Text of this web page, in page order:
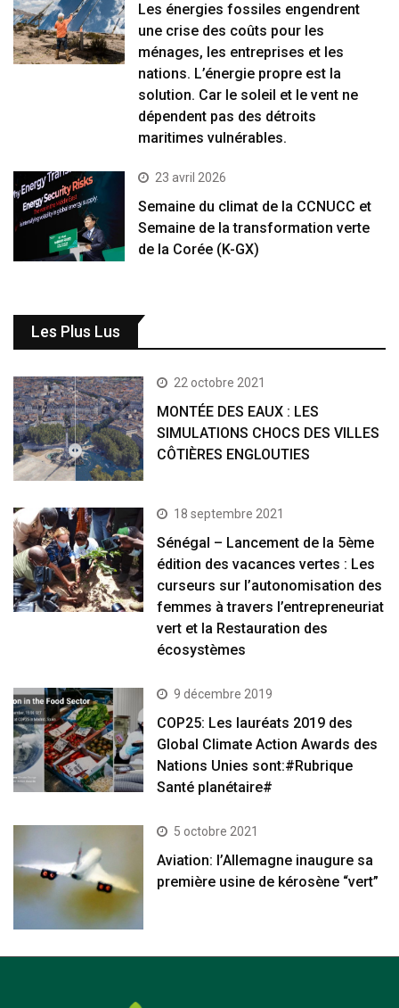
Les énergies fossiles engendrent
une crise des coûts pour les
ménages, les entreprises et les
nations. L’énergie propre est la
solution. Car le soleil et le vent ne
dépendent pas des détroits
maritimes vulnérables.
23 avril 2026
Semaine du climat de la CCNUCC et
Semaine de la transformation verte
de la Corée (K-GX)
Les Plus Lus
22 octobre 2021
MONTÉE DES EAUX : LES
SIMULATIONS CHOCS DES VILLES
CÔTIÈRES ENGLOUTIES
18 septembre 2021
Sénégal – Lancement de la 5ème
édition des vacances vertes : Les
curseurs sur l’autonomisation des
femmes à travers l’entrepreneuriat
vert et la Restauration des
écosystèmes
9 décembre 2019
COP25: Les lauréats 2019 des
Global Climate Action Awards des
Nations Unies sont:#Rubrique
Santé planétaire#
5 octobre 2021
Aviation: l’Allemagne inaugure sa
première usine de kérosène “vert”